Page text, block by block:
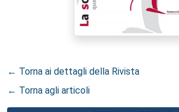
← Torna ai dettagli della Rivista
← Torna agli articoli